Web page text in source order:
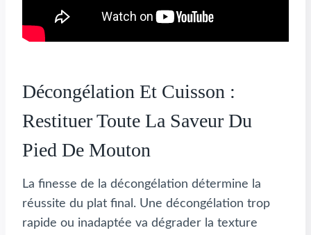
Décongélation Et Cuisson :
Restituer Toute La Saveur Du
Pied De Mouton
La finesse de la décongélation détermine la
réussite du plat final. Une décongélation trop
rapide ou inadaptée va dégrader la texture